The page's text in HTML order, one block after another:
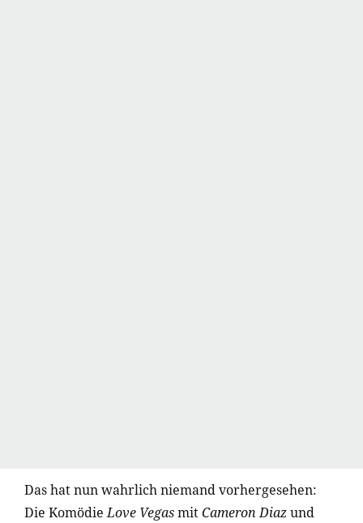
Das hat nun wahrlich niemand vorhergesehen:
Die KomödieLove VegasmitCameron Diazund